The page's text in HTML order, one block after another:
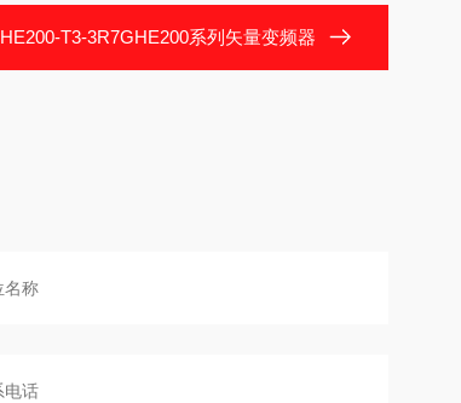
HE200-T3-3R7GHE200系列矢量变频器